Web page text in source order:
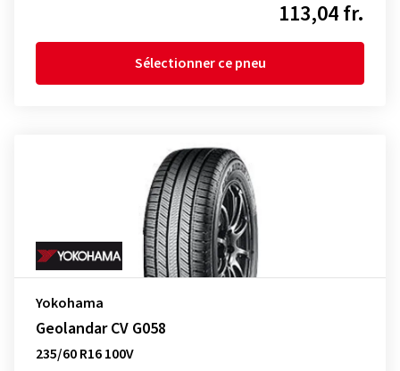
113,04 fr.
Sélectionner ce pneu
Yokohama
Geolandar CV G058
235/60 R16 100V